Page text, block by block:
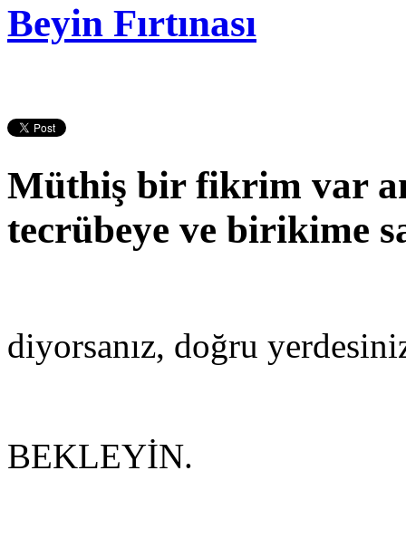
Beyin Fırtınası
Müthiş bir fikrim var
tecrübeye ve birikime
diyorsanız, doğru
BEKLEYİN.